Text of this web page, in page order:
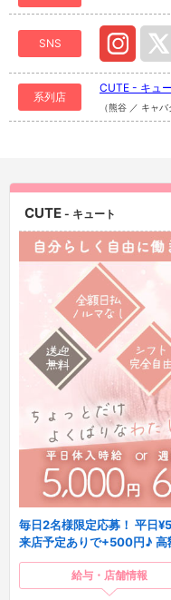
SNS
系列店
CUTE - キュ
（熊谷 ／ キャバ
CUTE - キュート
毎日2名様限定応募！ 平日
来店予定ありで+500円♪ 高
給与・店舗情報